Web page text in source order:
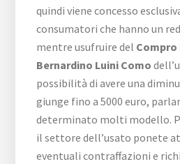
quindi viene concesso
consumatori che hanno un
mentre usufruire del Compro
Bernardino Luini Como
possibilità di avere una
giunge fino a 5000 euro,
determinato molti modello.
il settore dell’usato ponete
eventuali contraffazioni e